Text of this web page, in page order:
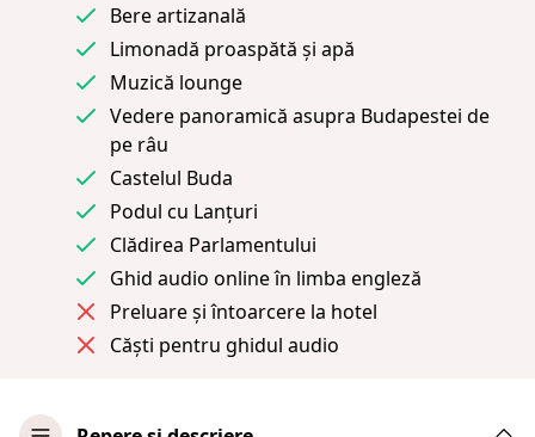
Bere artizanală
Limonadă proaspătă și apă
Muzică lounge
Vedere panoramică asupra Budapestei de
pe râu
Castelul Buda
Podul cu Lanțuri
Clădirea Parlamentului
Ghid audio online în limba engleză
Preluare și întoarcere la hotel
Căști pentru ghidul audio